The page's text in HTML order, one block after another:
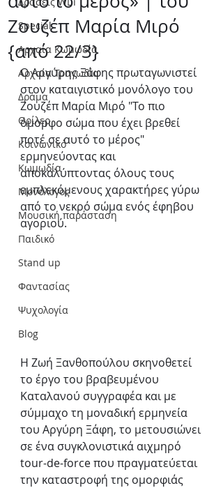
Special
Αρχαία Κωμωδία
Αρχαία Τραγωδία
Δράμα
Θρίλερ
Κοινωνικό
Κωμωδία
Μονόλογος
Μουσική παράσταση
Παιδικό
Stand up
Φαντασίας
Ψυχολογία
Blog
Ζουζέπ Μαρία Μιρό
{από 22/3}
Ο Αργύρης Ξάφης πρωταγωνιστεί
στον καταιγιστικό μονόλογο του
Ζουζέπ Μαρία Μιρό "Το πιο
όμορφο σώμα που έχει βρεθεί
ποτέ σε αυτό το μέρος"
ερμηνεύοντας και
αποκαλύπτοντας όλους τους
εμπλεκόμενους χαρακτήρες γύρω
από το νεκρό σώμα ενός έφηβου
αγοριού.
Η Ζωή Ξανθοπούλου σκηνοθετεί
το έργο του βραβευμένου
Καταλανού συγγραφέα και με
σύμμαχο τη μοναδική ερμηνεία
του Αργύρη Ξάφη, το μετουσιώνει
σε ένα συγκλονιστικά αιχμηρό
tour-de-force που πραγματεύεται
την καταστροφή της ομορφιάς